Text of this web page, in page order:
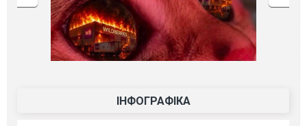
ІНФОГРАФІКА